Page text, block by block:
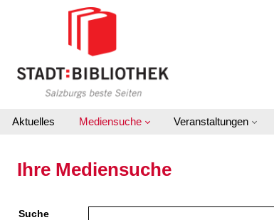
Zu den Suchfiltern springen
Zur Trefferliste springen
Aktuelles Mediensuche Veranstaltungen
Ihre Mediensuche
Suche